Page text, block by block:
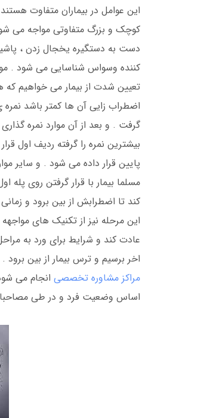
این عوامل در بیماران متفاوت
کوچک و بزرگ متفاوتی مواجه می
دست به دستگیره یخجال زدن ،
کننده وسواس شناسایی می شود .
تعیین شدت از بیمار می خواهیم که
اضطراب زایی آن ها کمتر باشد
گرفت . و بعد از آن موارد نمره
بیشترین نمره را گرفته ردیف اول
پایین قرار داده می شود . و سایر
مسلما بیمار با قرار گرفتن روی پله
کند تا اضطرابش از بین برود و
این مرحله نیز از تکنیک های
عادت کند و شرایط برای ورد به
اخر برسیم و ترس بیمار از بین برود . البته موارد
مراکز مشاوره تخصصی انجام می
اساس وضعیت فرد و در طی